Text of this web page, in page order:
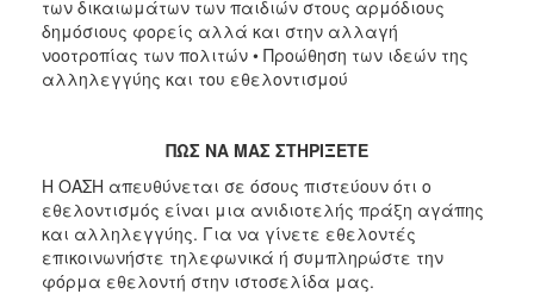
των δικαιωμάτων των παιδιών στους αρμόδιους
δημόσιους φορείς αλλά και στην αλλαγή
νοοτροπίας των πολιτών • Προώθηση των ιδεών της
αλληλεγγύης και του εθελοντισμού
ΠΩΣ ΝΑ ΜΑΣ ΣΤΗΡΙΞΕΤΕ
Η ΟΑΣΗ απευθύνεται σε όσους πιστεύουν ότι ο
εθελοντισμός είναι μια ανιδιοτελής πράξη αγάπης
και αλληλεγγύης. Για να γίνετε εθελοντές
επικοινωνήστε τηλεφωνικά ή συμπληρώστε την
φόρμα εθελοντή στην ιστοσελίδα μας.